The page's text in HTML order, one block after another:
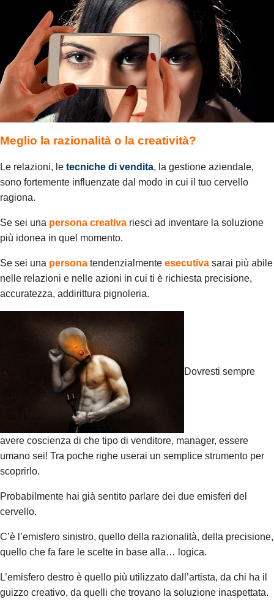
Meglio la razionalità o la creatività?
Le relazioni, le tecniche di vendita, la gestione aziendale,
sono fortemente influenzate dal modo in cui il tuo cervello
ragiona.
Se sei una persona creativa riesci ad inventare la soluzione
più idonea in quel momento.
Se sei una persona tendenzialmente esecutiva sarai più abile
nelle relazioni e nelle azioni in cui ti è richiesta precisione,
accuratezza, addirittura pignoleria.
Dovresti sempre
avere coscienza di che tipo di venditore, manager, essere
umano sei! Tra poche righe userai un semplice strumento per
scoprirlo.
Probabilmente hai già sentito parlare dei due emisferi del
cervello.
C’è l’emisfero sinistro, quello della razionalità, della precisione,
quello che fa fare le scelte in base alla… logica.
L’emisfero destro è quello più utilizzato dall’artista, da chi ha il
guizzo creativo, da quelli che trovano la soluzione inaspettata.